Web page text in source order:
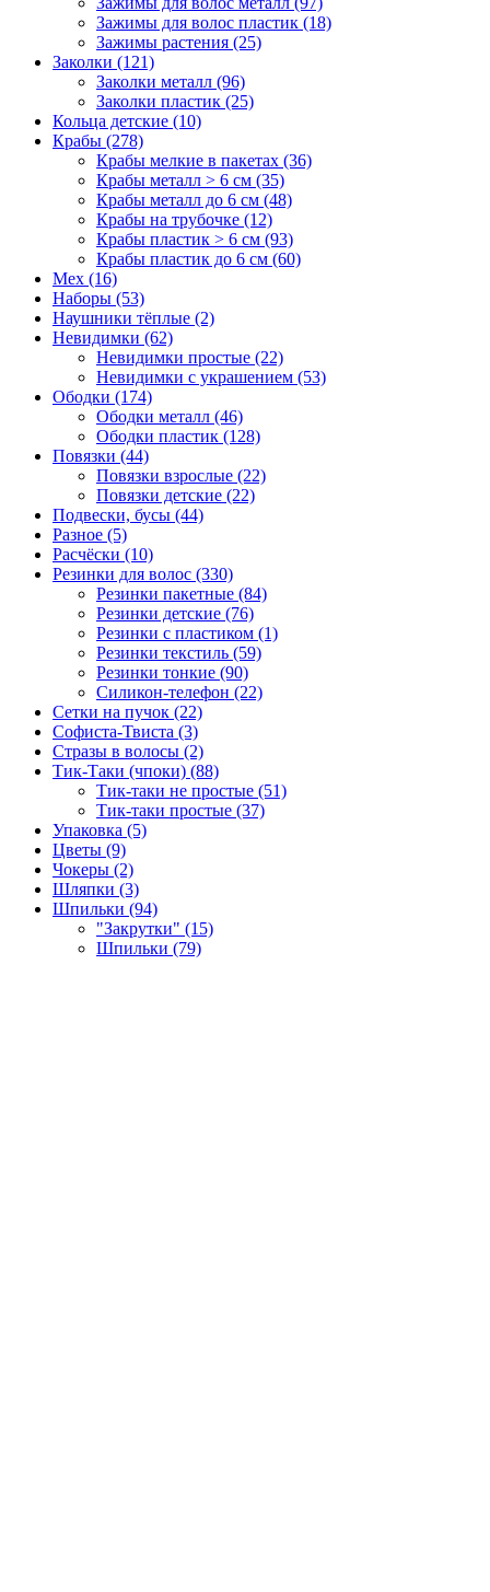
Зажимы для волос пластик (18)
Зажимы растения (25)
Заколки (121)
Заколки металл (96)
Заколки пластик (25)
Кольца детские (10)
Крабы (278)
Крабы мелкие в пакетах (36)
Крабы металл > 6 см (35)
Крабы металл до 6 см (48)
Крабы на трубочке (12)
Крабы пластик > 6 см (93)
Крабы пластик до 6 см (60)
Мех (16)
Наборы (53)
Наушники тёплые (2)
Невидимки (62)
Невидимки простые (22)
Невидимки с украшением (53)
Ободки (174)
Ободки металл (46)
Ободки пластик (128)
Повязки (44)
Повязки взрослые (22)
Повязки детские (22)
Подвески, бусы (44)
Разное (5)
Расчёски (10)
Резинки для волос (330)
Резинки пакетные (84)
Резинки детские (76)
Резинки с пластиком (1)
Резинки текстиль (59)
Резинки тонкие (90)
Силикон-телефон (22)
Сетки на пучок (22)
Софиста-Твиста (3)
Стразы в волосы (2)
Тик-Таки (чпоки) (88)
Тик-таки не простые (51)
Тик-таки простые (37)
Упаковка (5)
Цветы (9)
Чокеры (2)
Шляпки (3)
Шпильки (94)
"Закрутки" (15)
Шпильки (79)